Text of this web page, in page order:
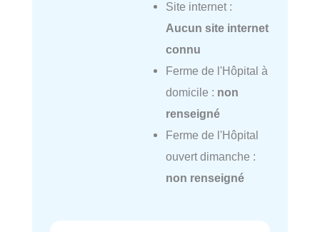
Site internet :
Aucun site internet
connu
Ferme de l'Hôpital à
domicile : non
renseigné
Ferme de l'Hôpital
ouvert dimanche :
non renseigné